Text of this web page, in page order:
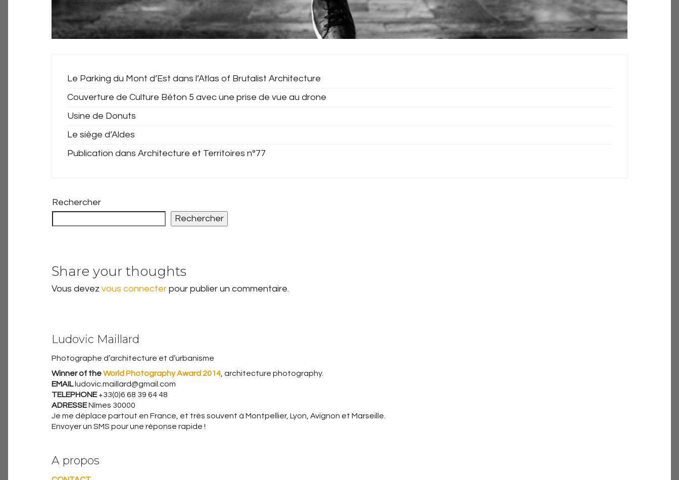
Le Parking du Mont d’Est dans l’Atlas of Brutalist Architecture
Couverture de Culture Béton 5 avec une prise de vue au drone
Usine de Donuts
Le siège d’Aldes
Publication dans Architecture et Territoires n°77
Rechercher
Rechercher
Share your thoughts
Vous devez vous connecter pour publier un commentaire.
Ludovic Maillard
Photographe d’architecture et d’urbanisme
Winner of theWorld Photography Award 2014, architecture photography.
EMAIL ludovic.maillard@gmail.com
TELEPHONE+33(0)6 68 39 64 48
ADRESSENîmes 30000
Je me déplace partout en France, et très souvent à Montpellier, Lyon, Avignon et Marseille.
Envoyer un SMS pour une réponse rapide !
A propos